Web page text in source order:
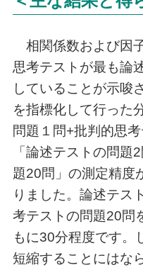
相関係数および因
思考テストが最も論
していることが示唆
を指標化して行った
問題１問+批判的思
「論述テストの問題
題20問」の測定精度
りました。論述テス
考テストの問題20問
もに30分程度です。
短縮することにはな